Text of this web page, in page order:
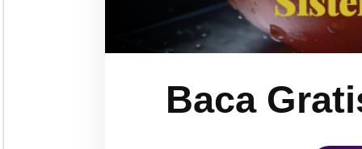
Baca